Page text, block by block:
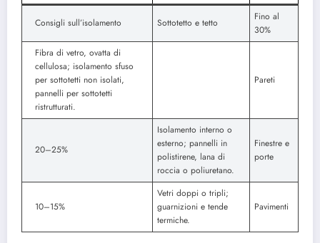
Consigli sull’isolamento Sottotetto e tetto
Fino al
30%
Fibra di vetro, ovatta di
cellulosa; isolamento sfuso
per sottotetti non isolati,
pannelli per sottotetti
ristrutturati.
Pareti
20–25%
Isolamento interno o
esterno; pannelli in
polistirene, lana di
roccia o poliuretano.
Finestre e
porte
10–15%
Vetri doppi o tripli;
guarnizioni e tende
termiche.
Pavimenti